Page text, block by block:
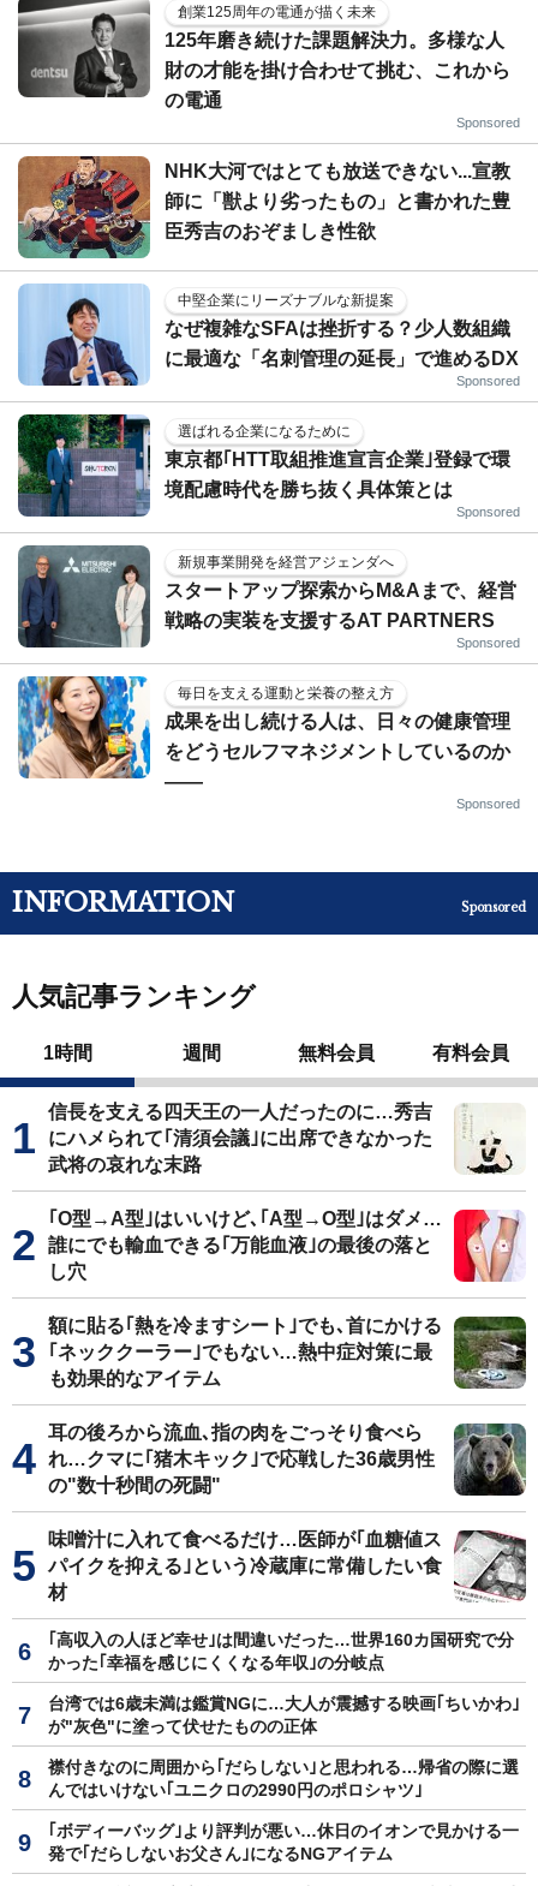
創業125周年の電通が描く未来
125年磨き続けた課題解決力。多様な人
財の才能を掛け合わせて挑む、これから
の電通
Sponsored
NHK大河ではとても放送できない...宣教
師に「獣より劣ったもの」と書かれた豊
臣秀吉のおぞましき性欲
中堅企業にリーズナブルな新提案
なぜ複雑なSFAは挫折する？少人数組織
に最適な「名刺管理の延長」で進めるDX
Sponsored
選ばれる企業になるために
東京都｢HTT取組推進宣言企業｣登録で環
境配慮時代を勝ち抜く具体策とは
Sponsored
新規事業開発を経営アジェンダへ
スタートアップ探索からM&Aまで、経営
戦略の実装を支援するAT PARTNERS
Sponsored
毎日を支える運動と栄養の整え方
成果を出し続ける人は、日々の健康管理
をどうセルフマネジメントしているのか
——
Sponsored
INFORMATION Sponsored
人気記事ランキング
1時間 週間 無料会員 有料会員
信長を支える四天王の一人だったのに…秀吉
にハメられて｢清須会議｣に出席できなかった
武将の哀れな末路
｢O型→A型｣はいいけど､｢A型→O型｣はダメ…
誰にでも輸血できる｢万能血液｣の最後の落と
し穴
額に貼る｢熱を冷ますシート｣でも､首にかける
｢ネッククーラー｣でもない…熱中症対策に最
も効果的なアイテム
耳の後ろから流血､指の肉をごっそり食べら
れ…クマに｢猪木キック｣で応戦した36歳男性
の"数十秒間の死闘"
味噌汁に入れて食べるだけ…医師が｢血糖値ス
パイクを抑える｣という冷蔵庫に常備したい食
材
｢高収入の人ほど幸せ｣は間違いだった…世界160カ国研究で分
かった｢幸福を感じにくくなる年収｣の分岐点
台湾では6歳未満は鑑賞NGに…大人が震撼する映画｢ちいかわ｣
が"灰色"に塗って伏せたものの正体
襟付きなのに周囲から｢だらしない｣と思われる…帰省の際に選
んではいけない｢ユニクロの2990円のポロシャツ｣
｢ボディーバッグ｣より評判が悪い…休日のイオンで見かける一
発で｢だらしないお父さん｣になるNGアイテム